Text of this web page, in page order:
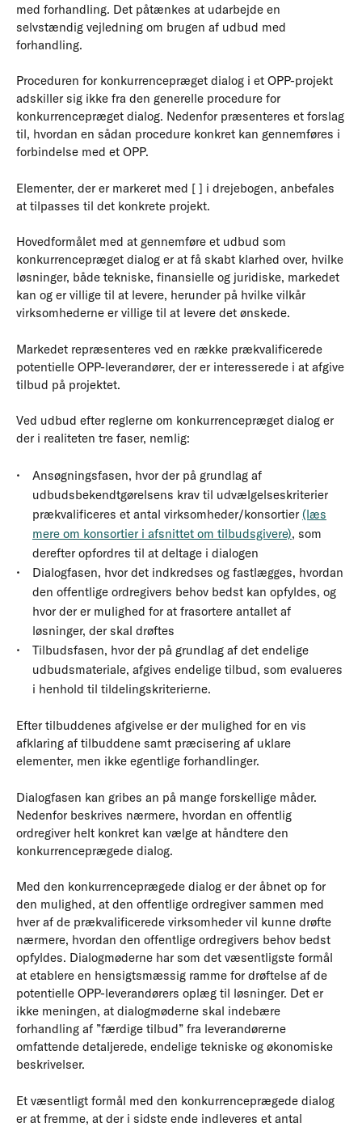
med forhandling. Det påtænkes at udarbejde en
selvstændig vejledning om brugen af udbud med
forhandling.
Proceduren for konkurrencepræget dialog i et OPP-projekt
adskiller sig ikke fra den generelle procedure for
konkurrencepræget dialog. Nedenfor præsenteres et forslag
til, hvordan en sådan procedure konkret kan gennemføres i
forbindelse med et OPP.
Elementer, der er markeret med [ ] i drejebogen, anbefales
at tilpasses til det konkrete projekt.
Hovedformålet med at gennemføre et udbud som
konkurrencepræget dialog er at få skabt klarhed over, hvilke
løsninger, både tekniske, finansielle og juridiske, markedet
kan og er villige til at levere, herunder på hvilke vilkår
virksomhederne er villige til at levere det ønskede.
Markedet repræsenteres ved en række prækvalificerede
potentielle OPP-leverandører, der er interesserede i at afgive
tilbud på projektet.
Ved udbud efter reglerne om konkurrencepræget dialog er
der i realiteten tre faser, nemlig:
Ansøgningsfasen, hvor der på grundlag af
udbudsbekendtgørelsens krav til udvælgelseskriterier
prækvalificeres et antal virksomheder/konsortier (læs
mere om konsortier i afsnittet om tilbudsgivere), som
derefter opfordres til at deltage i dialogen
Dialogfasen, hvor det indkredses og fastlægges, hvordan
den offentlige ordregivers behov bedst kan opfyldes, og
hvor der er mulighed for at frasortere antallet af
løsninger, der skal drøftes
Tilbudsfasen, hvor der på grundlag af det endelige
udbudsmateriale, afgives endelige tilbud, som evalueres
i henhold til tildelingskriterierne.
Efter tilbuddenes afgivelse er der mulighed for en vis
afklaring af tilbuddene samt præcisering af uklare
elementer, men ikke egentlige forhandlinger.
Dialogfasen kan gribes an på mange forskellige måder.
Nedenfor beskrives nærmere, hvordan en offentlig
ordregiver helt konkret kan vælge at håndtere den
konkurrenceprægede dialog.
Med den konkurrenceprægede dialog er der åbnet op for
den mulighed, at den offentlige ordregiver sammen med
hver af de prækvalificerede virksomheder vil kunne drøfte
nærmere, hvordan den offentlige ordregivers behov bedst
opfyldes. Dialogmøderne har som det væsentligste formål
at etablere en hensigtsmæssig ramme for drøftelse af de
potentielle OPP-leverandørers oplæg til løsninger. Det er
ikke meningen, at dialogmøderne skal indebære
forhandling af ”færdige tilbud” fra leverandørerne
omfattende detaljerede, endelige tekniske og økonomiske
beskrivelser.
Et væsentligt formål med den konkurrenceprægede dialog
er at fremme, at der i sidste ende indleveres et antal